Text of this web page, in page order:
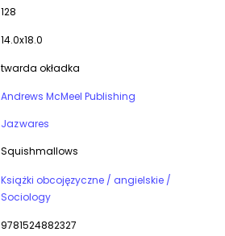
128
14.0x18.0
twarda okładka
Andrews McMeel Publishing
Jazwares
Squishmallows
Książki obcojęzyczne / angielskie /
Sociology
9781524882327